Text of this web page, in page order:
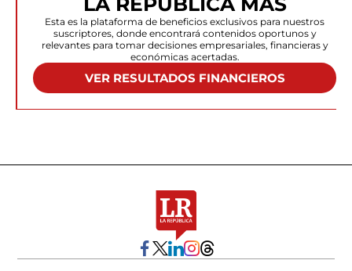
Esta es la plataforma de beneficios exclusivos para nuestros
suscriptores, donde encontrará contenidos oportunos y
relevantes para tomar decisiones empresariales, financieras y
económicas acertadas.
VER RESULTADOS FINANCIEROS